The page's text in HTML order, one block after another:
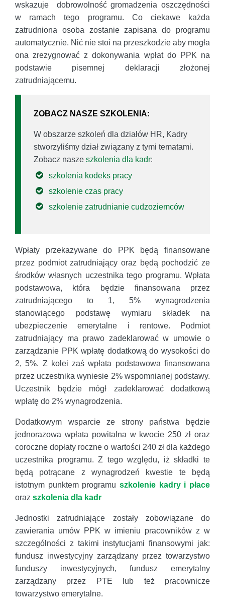
wskazuje dobrowolność gromadzenia oszczędności
w ramach tego programu. Co ciekawe każda
zatrudniona osoba zostanie zapisana do programu
automatycznie. Nić nie stoi na przeszkodzie aby mogła
ona zrezygnować z dokonywania wpłat do PPK na
podstawie pisemnej deklaracji złożonej
zatrudniającemu.
ZOBACZ NASZE SZKOLENIA:
W obszarze szkoleń dla działów HR, Kadry
stworzyliśmy dział związany z tymi tematami.
Zobacz nasze szkolenia dla kadr:
szkolenia kodeks pracy
szkolenie czas pracy
szkolenie zatrudnianie cudzoziemców
Wpłaty przekazywane do PPK będą finansowane
przez podmiot zatrudniający oraz będą pochodzić ze
środków własnych uczestnika tego programu. Wpłata
podstawowa, która będzie finansowana przez
zatrudniającego to 1, 5% wynagrodzenia
stanowiącego podstawę wymiaru składek na
ubezpieczenie emerytalne i rentowe. Podmiot
zatrudniający ma prawo zadeklarować w umowie o
zarządzanie PPK wpłatę dodatkową do wysokości do
2, 5%. Z kolei zaś wpłata podstawowa finansowana
przez uczestnika wyniesie 2% wspomnianej podstawy.
Uczestnik będzie mógł zadeklarować dodatkową
wpłatę do 2% wynagrodzenia.
Dodatkowym wsparcie ze strony państwa będzie
jednorazowa wpłata powitalna w kwocie 250 zł oraz
coroczne dopłaty roczne o wartości 240 zł dla każdego
uczestnika programu. Z tego względu, iż składki te
będą potrącane z wynagrodzeń kwestie te będą
istotnym punktem programu szkolenie kadry i płace
oraz szkolenia dla kadr
Jednostki zatrudniające zostały zobowiązane do
zawierania umów PPK w imieniu pracowników z w
szczególności z takimi instytucjami finansowymi jak:
fundusz inwestycyjny zarządzany przez towarzystwo
funduszy inwestycyjnych, fundusz emerytalny
zarządzany przez PTE lub też pracownicze
towarzystwo emerytalne.